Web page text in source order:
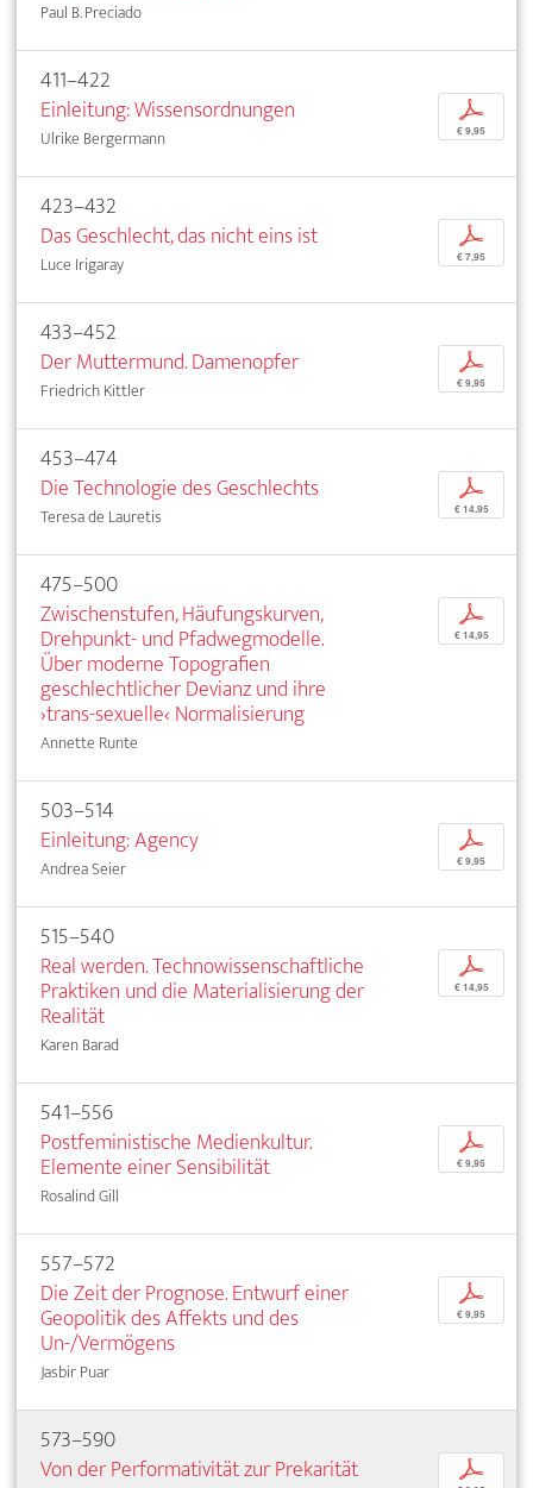
Paul B. Preciado
411–422
Einleitung: Wissensordnungen
Ulrike Bergermann
p
€ 9,95
423–432
Das Geschlecht, das nicht eins ist
Luce Irigaray
p
€ 7,95
433–452
Der Muttermund. Damenopfer
Friedrich Kittler
p
€ 9,95
453–474
Die Technologie des Geschlechts
Teresa de Lauretis
p
€ 14,95
475–500
Zwischenstufen, Häufungskurven,
Drehpunkt- und Pfadwegmodelle.
Über moderne Topografien
geschlechtlicher Devianz und ihre
›trans-sexuelle‹ Normalisierung
Annette Runte
p
€ 14,95
503–514
Einleitung: Agency
Andrea Seier
p
€ 9,95
515–540
Real werden. Technowissenschaftliche
Praktiken und die Materialisierung der
Realität
Karen Barad
p
€ 14,95
541–556
Postfeministische Medienkultur.
Elemente einer Sensibilität
Rosalind Gill
p
€ 9,95
557–572
Die Zeit der Prognose. Entwurf einer
Geopolitik des Affekts und des
Un-/Vermögens
Jasbir Puar
p
€ 9,95
573–590
Von der Performativität zur Prekarität
p